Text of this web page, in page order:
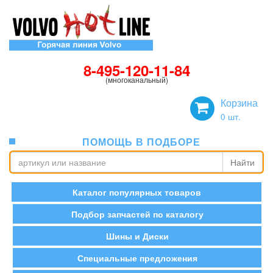
8-495-120-11-84
(многоканальный)
Корзина
0 шт.
ПОМОЩЬ В ПОДБОРЕ
Найти
Каталог популярных товаров
Подбор запчастей по каталогу
Шины и Диски
Специальные предложения